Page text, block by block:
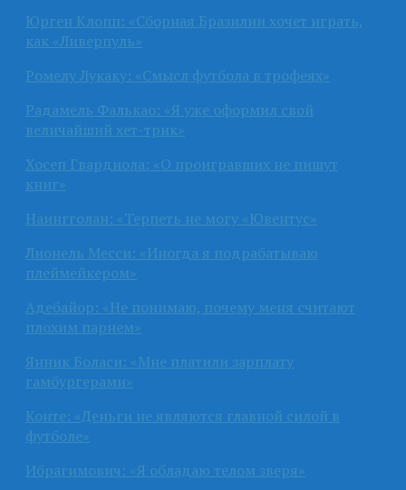
Юрген Клопп: «Сборная Бразилии хочет играть,
как «Ливерпуль»
Ромелу Лукаку: «Смысл футбола в трофеях»
Радамель Фалькао: «Я уже оформил свой
величайший хет-трик»
Хосеп Гвардиола: «О проигравших не пишут
книг»
Наингголан: «Терпеть не могу «Ювентус»
Лионель Месси: «Иногда я подрабатываю
плеймейкером»
Адебайор: «Не понимаю, почему меня считают
плохим парнем»
Янник Боласи: «Мне платили зарплату
гамбургерами»
Конте: «Деньги не являются главной силой в
футболе»
Ибрагимович: «Я обладаю телом зверя»